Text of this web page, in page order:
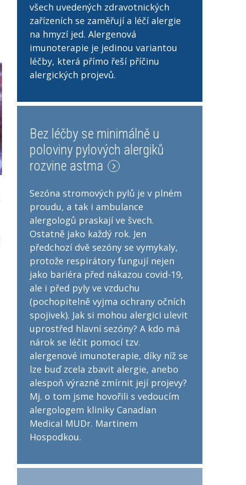
všech uvedených zdravotnických
zařízeních se zaměřují a léčí alergie
na hmyzí jed. Alergenová
imunoterapie je jedinou variantou
léčby, která přímo řeší příčinu
alergických projevů.
Bez léčby se minimálně u
poloviny pylových alergiků
rozvine astma
Sezóna stromových pylů je v plném
proudu, a tak i ambulance
alergologů praskají ve švech.
Ostatně jako každý rok. Jen
předchozí dvě sezóny se vymykaly,
protože respirátory fungují nejen
jako bariéra před nákazou covid-19,
ale i před pyly ve vzduchu
(pochopitelně vyjma ochrany očních
spojivek). Jak si mohou alergici ulevit
uprostřed hlavní sezóny? A kdo má
nárok se léčit pomocí tzv.
alergenové imunoterapie, díky níž se
lze buď zcela zbavit alergie, anebo
alespoň výrazně zmírnit její projevy?
Mj. o tom jsme hovořili s vedoucím
alergologem kliniky Canadian
Medical MUDr. Martinem
Hospodkou.